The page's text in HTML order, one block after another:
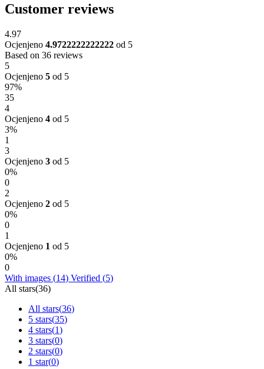
Customer reviews
4.97
Ocjenjeno 4.9722222222222 od 5
Based on 36 reviews
5
Ocjenjeno 5 od 5
97%
35
4
Ocjenjeno 4 od 5
3%
1
3
Ocjenjeno 3 od 5
0%
0
2
Ocjenjeno 2 od 5
0%
0
1
Ocjenjeno 1 od 5
0%
0
With images (14) Verified (5)
All stars(36)
All stars(36)
5 stars(35)
4 stars(1)
3 stars(0)
2 stars(0)
1 star(0)